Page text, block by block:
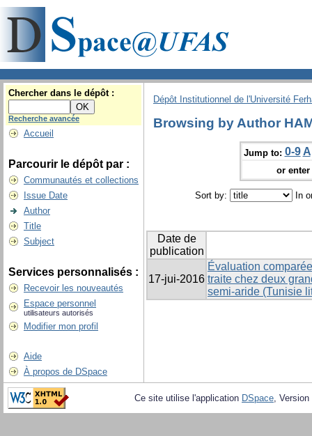
Chercher dans le dépôt :
Recherche avancée
Accueil
Parcourir le dépôt par :
Communautés et collections
Issue Date
Author
Title
Subject
Services personnalisés :
Recevoir les nouveautés
Espace personnel
utilisateurs autorisés
Modifier mon profil
Aide
À propos de DSpace
Dépôt Institutionnel de l'Université
Browsing by Author
Jump to: 0-9 A
or
Sort by: In
Date de
publication
17-jui-2016
Évaluation
traite chez deux
semi-aride (Tunisie
Ce site utilise l'application DSpace,